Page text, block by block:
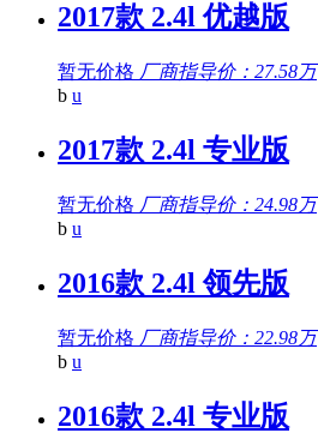
2017款 2.4l 优越版
暂无价格 厂商指导价：27.58万
b u
2017款 2.4l 专业版
暂无价格 厂商指导价：24.98万
b u
2016款 2.4l 领先版
暂无价格 厂商指导价：22.98万
b u
2016款 2.4l 专业版